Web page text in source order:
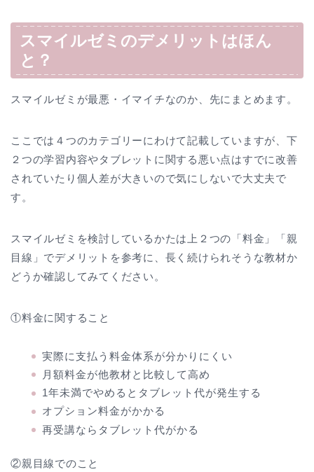
スマイルゼミのデメリットはほん
と？
スマイルゼミが最悪・イマイチなのか、先にまとめます。
ここでは４つのカテゴリーにわけて記載していますが、下
２つの学習内容やタブレットに関する悪い点はすでに改善
されていたり個人差が大きいので気にしないで大丈夫で
す。
スマイルゼミを検討しているかたは上２つの「料金」「親
目線」でデメリットを参考に、長く続けられそうな教材か
どうか確認してみてください。
①料金に関すること
実際に支払う料金体系が分かりにくい
月額料金が他教材と比較して高め
1年未満でやめるとタブレット代が発生する
オプション料金がかかる
再受講ならタブレット代がかる
②親目線でのこと